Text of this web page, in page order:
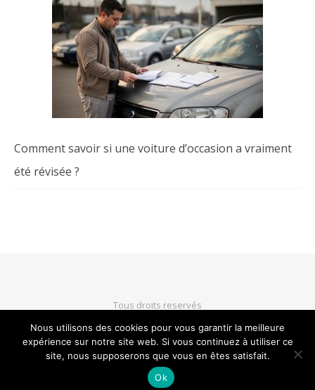
Comment savoir si une voiture d’occasion a vraiment
été révisée ?
Tous droits reservés
HAUT DE PAGE
Nous utilisons des cookies pour vous garantir la meilleure
expérience sur notre site web. Si vous continuez à utiliser ce
site, nous supposerons que vous en êtes satisfait.
Ok